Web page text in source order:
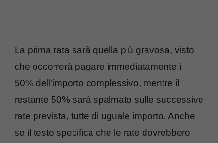
La prima rata sarà quella più gravosa, visto
che occorrerà pagare immediatamente il
50% dell’importo complessivo, mentre il
restante 50% sarà spalmato sulle successive
rate prevista, tutte di uguale importo. Anche
se il testo specifica che le rate dovrebbero